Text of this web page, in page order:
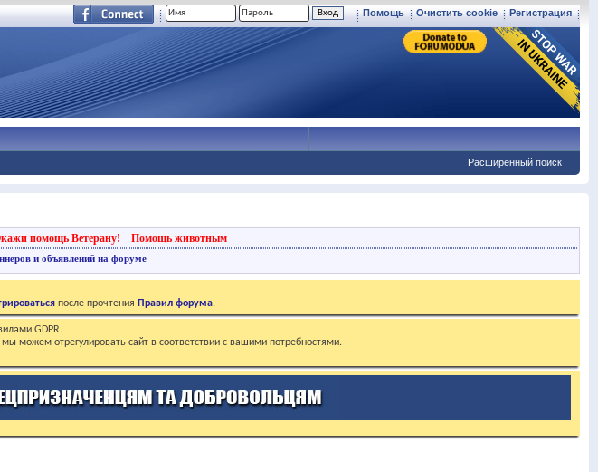
Регистрация
Очистить cookie
Помощь
Расширенный поиск
помощь Ветерану! Помощь животным
и объявлений на форуме
после прочтения Правил форума.
GDPR.
можем отрегулировать сайт в соответствии с вашими потребностями.